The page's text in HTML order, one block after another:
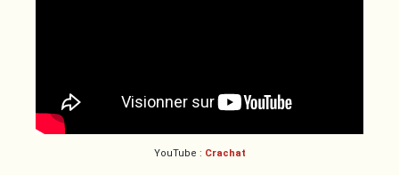
YouTube : Crachat